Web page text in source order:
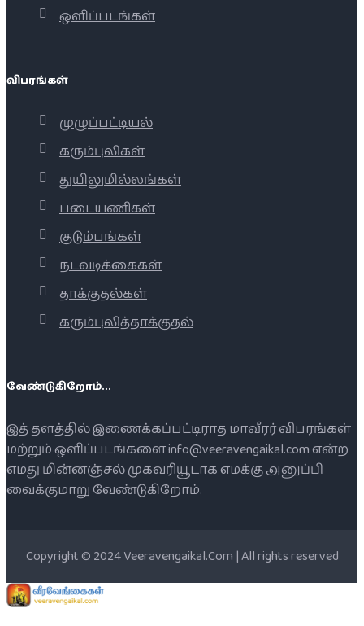
ஒளிப்படங்கள்
விபரங்கள்
முழுப்பட்டியல்
கரும்புலிகள்
துயிலுமில்லங்கள்
படையணிகள்
குடும்பங்கள்
நடவடிக்கைகள்
தாக்குதல்கள்
கரும்புலித்தாக்குதல்
வேண்டுகிறோம்...
இத் தளத்தில் இணைக்கப்பட்டிராத மாவீரர் விபரங்கள்
மற்றும் ஒளிப்படங்களை info@veeravengaikal.com என்ற
எமது மின்னஞ்சல் முகவரியூடாக எமக்கு அனுப்பி
வைக்குமாறு வேண்டுகிறோம்.
Copyright © 2024 Veeravengaikal.Com | All rights reserved